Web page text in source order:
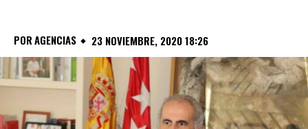
PORAGENCIAS 23 NOVIEMBRE, 2020 18:26